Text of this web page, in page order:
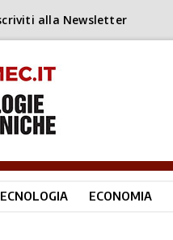
alla Newsletter
ECONOMIA